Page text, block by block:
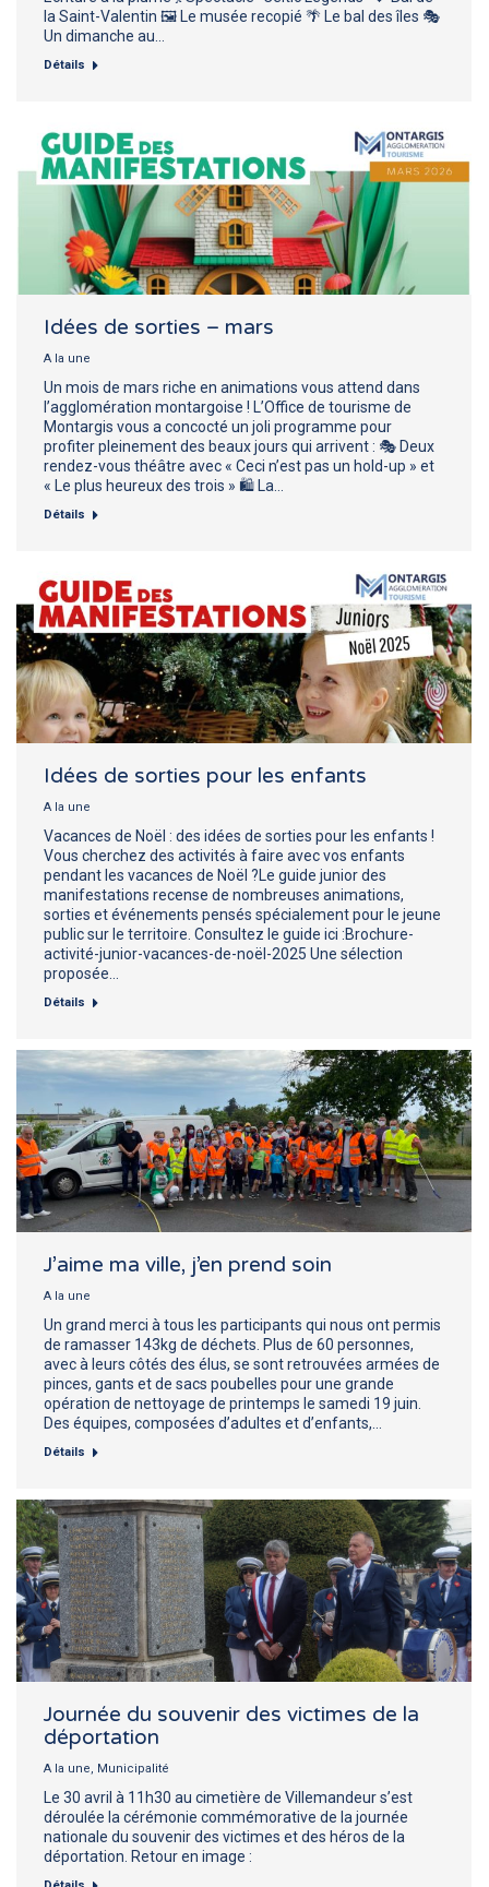
la Saint-Valentin 🖼️ Le musée recopié 🌴 Le bal des îles 🎭
Un dimanche au…
Détails
Idées de sorties – mars
A la une
Un mois de mars riche en animations vous attend dans
l’agglomération montargoise ! L’Office de tourisme de
Montargis vous a concocté un joli programme pour
profiter pleinement des beaux jours qui arrivent : 🎭 Deux
rendez-vous théâtre avec « Ceci n’est pas un hold-up » et
« Le plus heureux des trois » 🛍️ La…
Détails
Idées de sorties pour les enfants
A la une
Vacances de Noël : des idées de sorties pour les enfants !
Vous cherchez des activités à faire avec vos enfants
pendant les vacances de Noël ?Le guide junior des
manifestations recense de nombreuses animations,
sorties et événements pensés spécialement pour le jeune
public sur le territoire. Consultez le guide ici :Brochure-
activité-junior-vacances-de-noël-2025 Une sélection
proposée…
Détails
J’aime ma ville, j’en prend soin
A la une
Un grand merci à tous les participants qui nous ont permis
de ramasser 143kg de déchets. Plus de 60 personnes,
avec à leurs côtés des élus, se sont retrouvées armées de
pinces, gants et de sacs poubelles pour une grande
opération de nettoyage de printemps le samedi 19 juin.
Des équipes, composées d’adultes et d’enfants,…
Détails
Journée du souvenir des victimes de la
déportation
A la une, Municipalité
Le 30 avril à 11h30 au cimetière de Villemandeur s’est
déroulée la cérémonie commémorative de la journée
nationale du souvenir des victimes et des héros de la
déportation. Retour en image :